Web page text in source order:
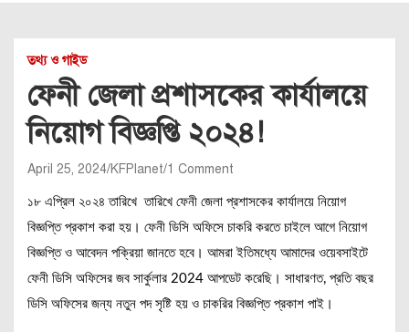
তথ্য ও গাইড
ফেনী জেলা প্রশাসকের কার্যালয়ে
নিয়োগ বিজ্ঞপ্তি ২০২৪!
April 25, 2024 KFPlanet 1 Comment
১৮ এপ্রিল ২০২৪ তারিখে তারিখে ফেনী জেলা প্রশাসকের কার্যালয়ে নিয়োগ
বিজ্ঞপ্তি প্রকাশ করা হয়। ফেনী ডিসি অফিসে চাকরি করতে চাইলে আগে নিয়োগ
বিজ্ঞপ্তি ও আবেদন পক্রিয়া জানতে হবে। আমরা ইতিমধ্যে আমাদের ওয়েবসাইটে
ফেনী ডিসি অফিসের জব সার্কুলার 2024 আপডেট করেছি। সাধারণত, প্রতি বছর
ডিসি অফিসের জন্য নতুন পদ সৃষ্টি হয় ও চাকরির বিজ্ঞপ্তি প্রকাশ পাই।